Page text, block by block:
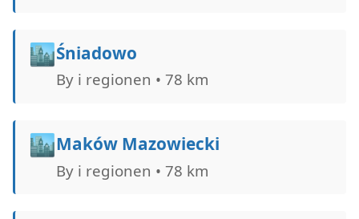
🏙️Śniadowo
By i regionen • 78 km
🏙️Maków Mazowiecki
By i regionen • 78 km